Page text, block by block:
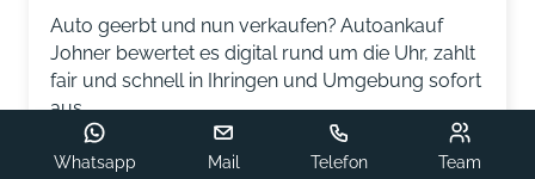
Auto geerbt und nun verkaufen? Autoankauf
Johner bewertet es digital rund um die Uhr, zahlt
fair und schnell in Ihringen und Umgebung sofort
aus
Whatsapp Mail Telefon Team